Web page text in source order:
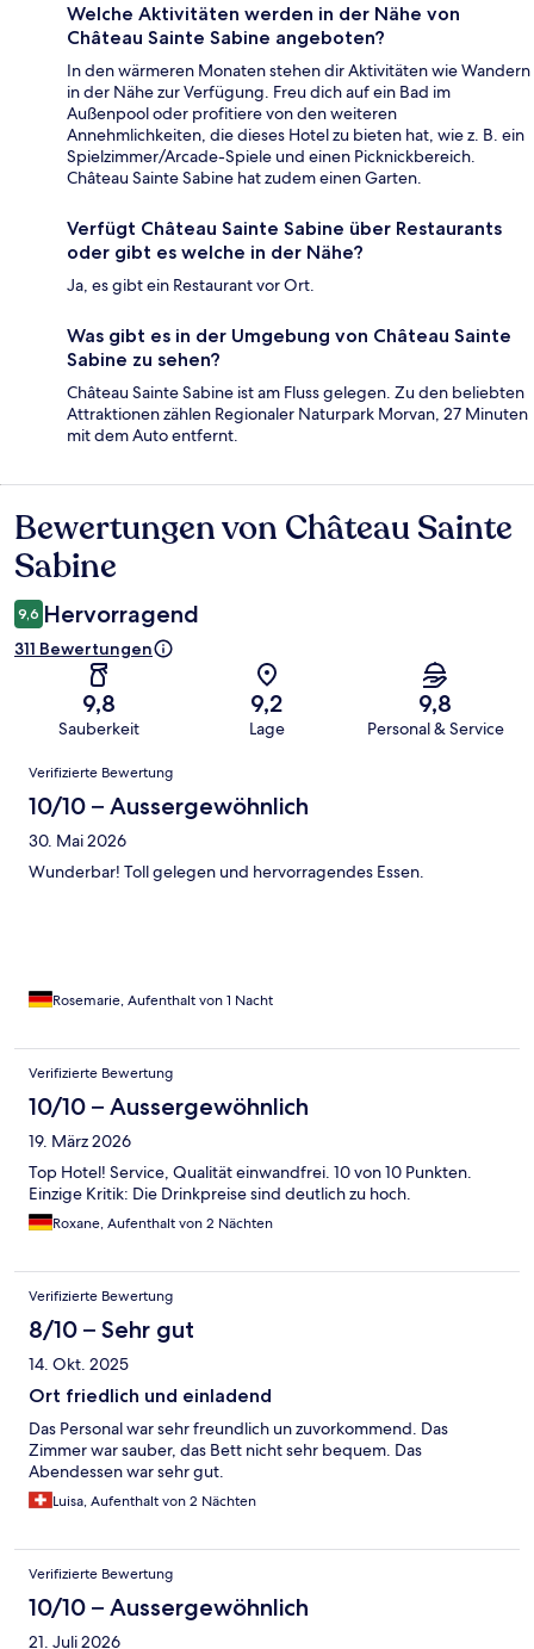
Welche Aktivitäten werden in der Nähe von
Château Sainte Sabine angeboten?
In den wärmeren Monaten stehen dir Aktivitäten wie Wandern
in der Nähe zur Verfügung. Freu dich auf ein Bad im
Außenpool oder profitiere von den weiteren
Annehmlichkeiten, die dieses Hotel zu bieten hat, wie z. B. ein
Spielzimmer/Arcade-Spiele und einen Picknickbereich.
Château Sainte Sabine hat zudem einen Garten.
Verfügt Château Sainte Sabine über Restaurants
oder gibt es welche in der Nähe?
Ja, es gibt ein Restaurant vor Ort.
Was gibt es in der Umgebung von Château Sainte
Sabine zu sehen?
Château Sainte Sabine ist am Fluss gelegen. Zu den beliebten
Attraktionen zählen Regionaler Naturpark Morvan, 27 Minuten
mit dem Auto entfernt.
Bewertungen
Bewertungen von Château Sainte
Sabine
9,6 Hervorragend
311 Bewertungen
9,8
Sauberkeit
9,2
Lage
9,8
Personal & Service
Bewertungen
Verifizierte Bewertung
10/10 – Aussergewöhnlich
30. Mai 2026
Wunderbar! Toll gelegen und hervorragendes Essen.
Rosemarie, Aufenthalt von 1 Nacht
Verifizierte Bewertung
10/10 – Aussergewöhnlich
19. März 2026
Top Hotel! Service, Qualität einwandfrei. 10 von 10 Punkten.
Einzige Kritik: Die Drinkpreise sind deutlich zu hoch.
Roxane, Aufenthalt von 2 Nächten
Verifizierte Bewertung
8/10 – Sehr gut
14. Okt. 2025
Ort friedlich und einladend
Das Personal war sehr freundlich un zuvorkommend. Das
Zimmer war sauber, das Bett nicht sehr bequem. Das
Abendessen war sehr gut.
Luisa, Aufenthalt von 2 Nächten
Verifizierte Bewertung
10/10 – Aussergewöhnlich
21. Juli 2026